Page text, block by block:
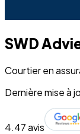
SWD
Courtier en
Dernière mise à
4.47 avis